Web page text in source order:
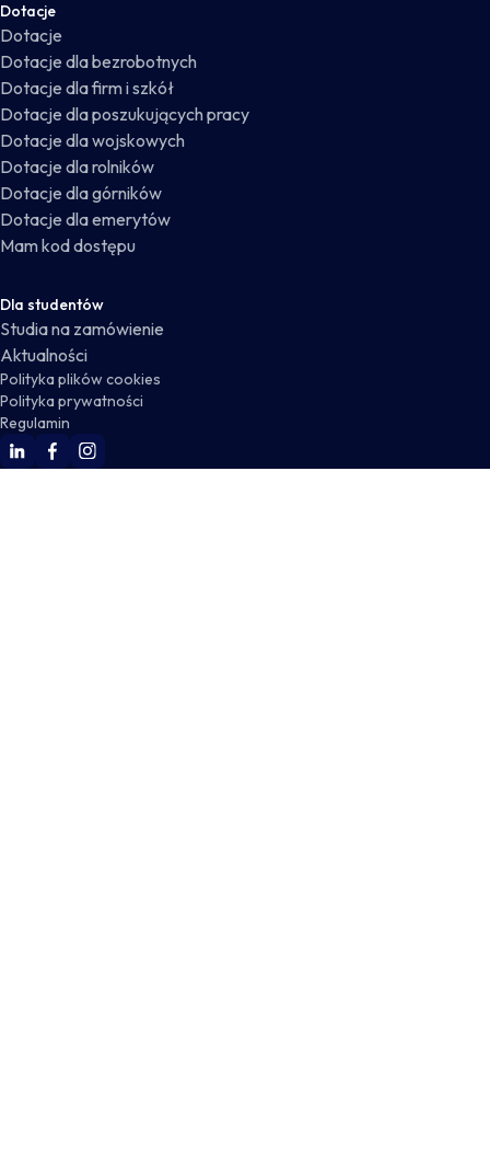
Dotacje
Dotacje
Dotacje dla bezrobotnych
Dotacje dla firm i szkół
Dotacje dla poszukujących pracy
Dotacje dla wojskowych
Dotacje dla rolników
Dotacje dla górników
Dotacje dla emerytów
Mam kod dostępu
Dla studentów
Studia na zamówienie
Aktualności
Polityka plików cookies
Polityka prywatności
Regulamin
WSKZ Linkedin
WSKZ Facebook
WSKZ Instagram